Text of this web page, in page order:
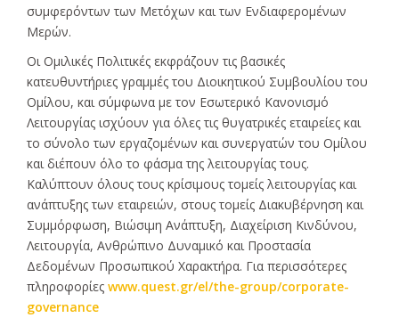
συμφερόντων των Μετόχων και των Ενδιαφερομένων
Μερών.
Οι Ομιλικές Πολιτικές εκφράζουν τις βασικές
κατευθυντήριες γραμμές του Διοικητικού Συμβουλίου του
Ομίλου, και σύμφωνα με τον Εσωτερικό Κανονισμό
Λειτουργίας ισχύουν για όλες τις θυγατρικές εταιρείες και
το σύνολο των εργαζομένων και συνεργατών του Ομίλου
και διέπουν όλο το φάσμα της λειτουργίας τους.
Καλύπτουν όλους τους κρίσιμους τομείς λειτουργίας και
ανάπτυξης των εταιρειών, στους τομείς Διακυβέρνηση και
Συμμόρφωση, Βιώσιμη Ανάπτυξη, Διαχείριση Κινδύνου,
Λειτουργία, Ανθρώπινο Δυναμικό και Προστασία
Δεδομένων Προσωπικού Χαρακτήρα. Για περισσότερες
πληροφορίες www.quest.gr/el/the-group/corporate-
governance